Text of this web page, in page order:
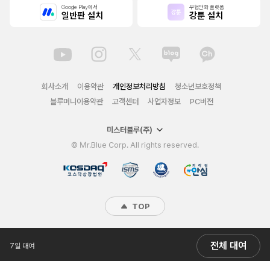
7일 대여 전체 대여
Google Play에서
일반판 설치
무협만화 플랫폼
강툰 설치
회사소개 이용약관 개인정보처리방침
청소년보호정책
블루머니이용약관
고객센터 사업자정보 PC버전
미스터블루(주)
© Mr.Blue Corp. All rights reserved.
TOP